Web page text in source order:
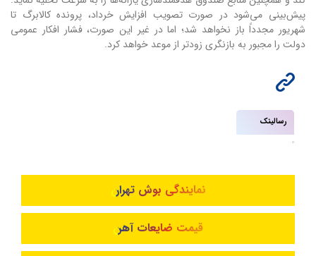
پیش‌بینی می‌شود در صورت تصویب افزایش خرداد، پرونده کالابرگ تا
شهریور مجدداً باز نخواهد شد؛ اما در غیر این صورت، فشار افکار عمومی
دولت را مجبور به بازنگری زودتر از موعد خواهد کرد.
رسالینک
نمایندگی بوش تهران
قیمت ضایعات آهن